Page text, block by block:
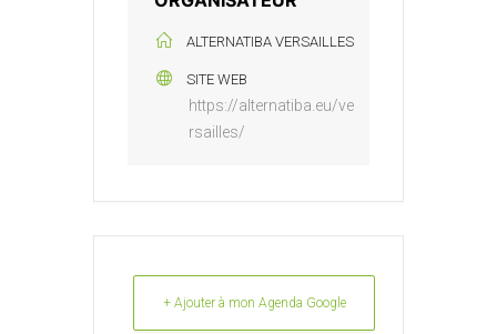
ALTERNATIBA VERSAILLES
SITE WEB
https://alternatiba.eu/ve
rsailles/
+ Ajouter à mon Agenda Google